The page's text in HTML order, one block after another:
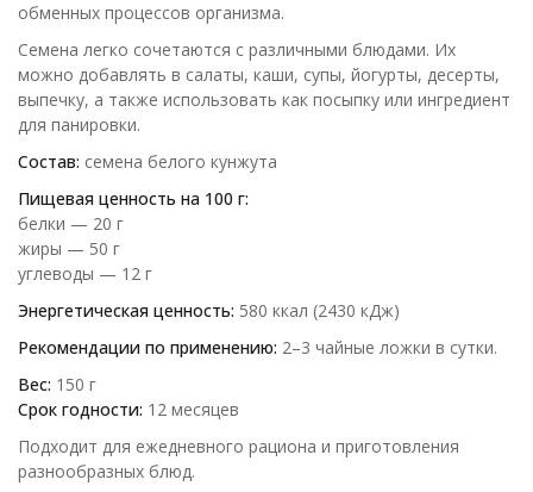
обменных процессов организма.
Семена легко сочетаются с различными блюдами. Их
можно добавлять в салаты, каши, супы, йогурты, десерты,
выпечку, а также использовать как посыпку или ингредиент
для панировки.
Состав: семена белого кунжута
Пищевая ценность на 100 г:
белки — 20 г
жиры — 50 г
углеводы — 12 г
Энергетическая ценность: 580 ккал (2430 кДж)
Рекомендации по применению: 2–3 чайные ложки в сутки.
Вес: 150 г
Срок годности: 12 месяцев
Подходит для ежедневного рациона и приготовления
разнообразных блюд.